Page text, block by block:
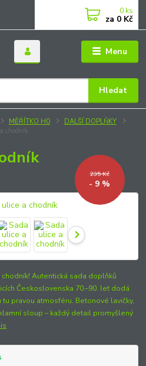
Menu
Hledat
0 ks
za 0 Kč
MĚŘÍTKO H0
DALŠÍ DOPLŇKY
chodník
235 Kč
- 9 %
Autentická sada doplňků
Československa 70.–90. let dodá
pravou atmosféru. Betonové lavičky,
sloup – každý detail promyšlený